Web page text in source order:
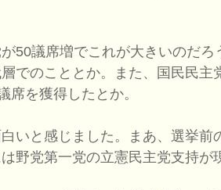
50議席増でこれが大きいのだろ
でのこととか。また、国民民主
席を獲得したとか。
いと感じました。まあ、選挙前
野党第一党の立憲民主党支持が